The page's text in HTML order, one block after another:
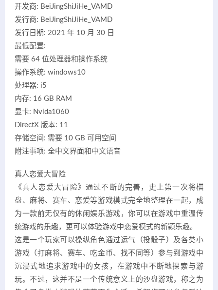
开发商: BeiJingShiJiHe_VAMD
发行商: BeiJingShiJiHe_VAMD
发行日期: 2021 年 10 月 30 日
最低配置:
需要 64 位处理器和操作系统
操作系统: windows10
处理器: i5
内存: 16 GB RAM
显卡: Nvida1060
DirectX 版本: 11
存储空间: 需要 10 GB 可用空间
附注事项: 全中文界面和中文语音
真人恋爱大冒险
《真人恋爱大冒险》通过不断的完善，史上第一次将棋
盘、麻将、赛车、恋爱等游戏模式完全地整理在一起，成
为一款前无仅有的休闲娱乐游戏，你可以在游戏中重温传
统游戏的乐趣，更可以体验游戏中恋爱模式的新颖乐趣。
这是一个玩家可以操纵角色通过运气（投骰子）及各类小
游戏（打麻将、赛车、吃金币、找不同等）参与到游戏中
沉浸式地追求游戏中的女孩，在游戏中不断地探索与游
玩。不过，这并不是一个传统意义上的沙盘游戏，称之为